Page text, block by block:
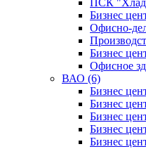
ПСК
Бизнес
Офисно-
Бизнес
Офисное
ВАО (6)
Бизнес
Бизнес
Бизнес
Бизнес
Бизнес